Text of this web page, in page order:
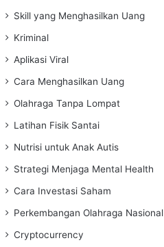
Skill yang Menghasilkan Uang
Kriminal
Aplikasi Viral
Cara Menghasilkan Uang
Olahraga Tanpa Lompat
Latihan Fisik Santai
Nutrisi untuk Anak Autis
Strategi Menjaga Mental Health
Cara Investasi Saham
Perkembangan Olahraga Nasional
Cryptocurrency